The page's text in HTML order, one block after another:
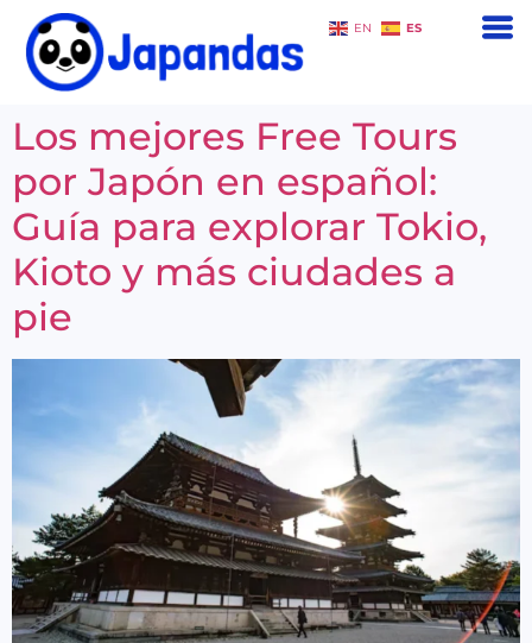
EN ES
Los mejores Free Tours
por Japón en español:
Guía para explorar Tokio,
Kioto y más ciudades a
pie